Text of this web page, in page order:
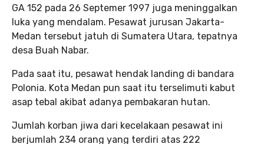
GA 152 pada 26 Septemer 1997 juga meninggalkan
luka yang mendalam. Pesawat jurusan Jakarta-
Medan tersebut jatuh di Sumatera Utara, tepatnya
desa Buah Nabar.
Pada saat itu, pesawat hendak landing di bandara
Polonia. Kota Medan pun saat itu terselimuti kabut
asap tebal akibat adanya pembakaran hutan.
Jumlah korban jiwa dari kecelakaan pesawat ini
berjumlah 234 orang yang terdiri atas 222